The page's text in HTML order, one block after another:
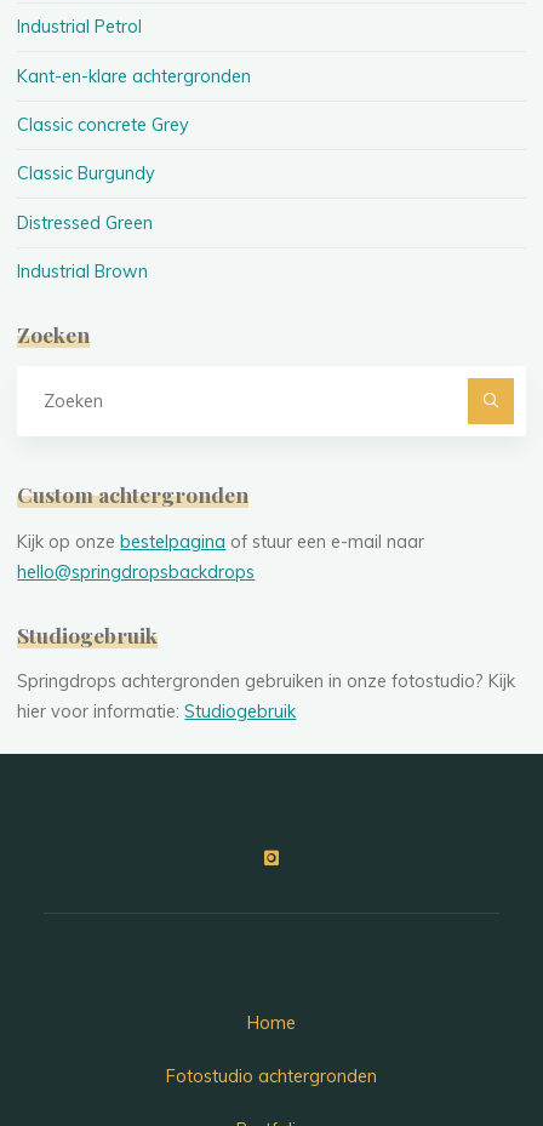
Industrial Petrol
Kant-en-klare achtergronden
Classic concrete Grey
Classic Burgundy
Distressed Green
Industrial Brown
Zoeken
Custom achtergronden
Kijk op onzebestelpagina of stuur een e-mail naar
hello@springdropsbackdrops
Studiogebruik
Springdrops achtergronden gebruiken in onze fotostudio? Kijk
hier voor informatie:Studiogebruik
Home
Fotostudio achtergronden